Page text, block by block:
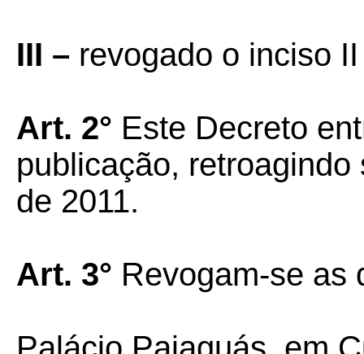
III – revogado o inciso
Art. 2° Este Decreto
publicação,
de 2011.
Art. 3° Revogam-se as